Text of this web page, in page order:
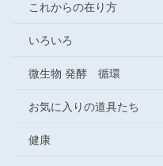
これからの在り方
いろいろ
微生物 発酵 循環
お気に入りの道具たち
健康